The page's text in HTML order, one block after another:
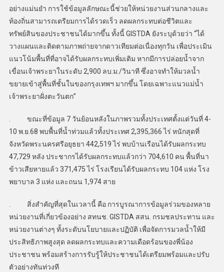
อย่างแม่นยำ การใช้ข้อมูลลักษณะนี้ช่วยให้หน่วยงานส่วนกลางและ
ท้องถิ่นสามารถเตรียมการได้รวดเร็ว ลดผลกระทบต่อชีวิตและ
ทรัพย์สินของประชาชนได้มากขึ้น ทั้งนี้ GISTDA ยังระบุด้วยว่า “ได้
วางแผนและติดตามภาพถ่ายจากดาวเทียมต่อเนื่องทุกวัน เพื่อประเมิน
แนวโน้มพื้นที่ที่อาจได้รับผลกระทบเพิ่มเติม หากมีการปล่อยน้ำจาก
เขื่อนเจ้าพระยาในระดับ 2,900 ลบ.ม./วินาที ซึ่งอาจทำให้มวลน้ำ
ขยายเข้าสู่พื้นที่ชั้นในของกรุงเทพฯ มากขึ้น โดยเฉพาะแนวแม่น้ำ
เจ้าพระยาฝั่งตะวันตก”
. ขณะที่ข้อมูล 7 วันย้อนหลังในภาพรวมทั้งประเทศตั้งแต่วันที่ 4-
10 พ.ย.68 พบพื้นที่น้ำท่วมแล้วทั้งประเทศ 2,395,366 ไร่ หนักสุดที่
จังหวัดพระนครศรีอยุธยา 442,519 ไร่ พบบ้านเรือนได้รับผลกระทบ
47,729 หลัง ประชากรได้รับผลกระทบแล้วกว่า 704,610 คน พื้นที่นา
ข้าวเสียหายแล้ว 371,475 ไร่ โรงเรียนได้รับผลกระทบ 104 แห่ง โรง
พยาบาล 3 แห่ง และถนน 1,974 สาย
. สิ่งสำคัญที่สุดในเวลานี้ คือ การบูรณาการข้อมูลร่วมของหลาย
หน่วยงานที่เกี่ยวข้องอย่าง สทนช. GISTDA สสน. กรมชลประทาน และ
หน่วยงานต่างๆ ทั้งระดับนโยบายและปฏิบัติ เพื่อจัดการมวลน้ำให้มี
ประสิทธิภาพสูงสุด ลดผลกระทบและความเดือดร้อนของพี่น้อง
ประชาชน พร้อมสร้างการรับรู้ให้ประชาชนได้เตรียมพร้อมและปรับ
ตัวอย่างทันท่วงที